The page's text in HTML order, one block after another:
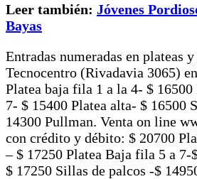
Leer también: Jóvenes
Bayas
Entradas numeradas en plateas
Tecnocentro (Rivadavia 3065)
Platea baja fila 1 a la 4- $
7- $ 15400 Platea alta- $ 16500
14300 Pullman. Venta on line
con crédito y débito: $ 20700
– $ 17250 Platea Baja fila 5 a 7-
$ 17250 Sillas de palcos -$